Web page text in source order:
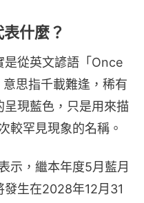
什麼？
是從英文諺語「Once
思指千載難逢，稀有
現藍色，只是用來描
較罕見現象的名稱。
示，繼本年度5月藍月
生在2028年12月31